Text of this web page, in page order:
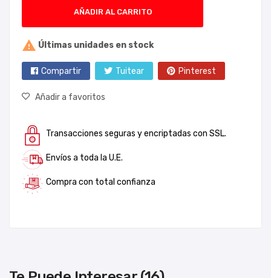
AÑADIR AL CARRITO
 Últimas unidades en stock
Compartir Tuitear Pinterest
Añadir a favoritos
Transacciones seguras y encriptadas con SSL.
Envíos a toda la U.E.
Compra con total confianza